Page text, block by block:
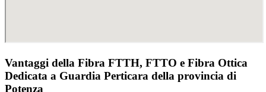
Vantaggi della Fibra FTTH, FTTO e Fibra Ottica
Dedicata a Guardia Perticara della provincia di
Potenza